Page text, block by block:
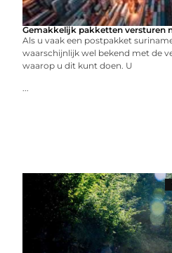
Gemakkelijk pakketten versturen
Als u vaak een postpakket
waarschijnlijk wel bekend met de
waarop u dit kunt doen. U
...